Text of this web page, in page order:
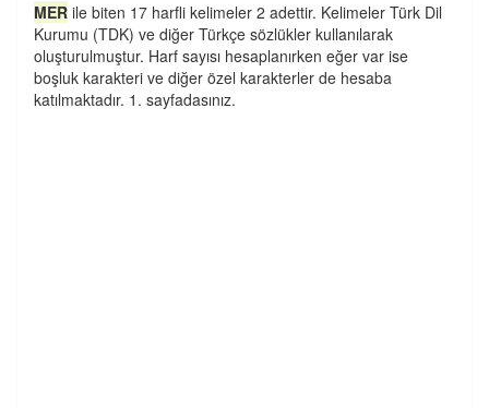
MER ile biten 17 harfli kelimeler 2 adettir. Kelimeler Türk Dil
Kurumu (TDK) ve diğer Türkçe sözlükler kullanılarak
oluşturulmuştur. Harf sayısı hesaplanırken eğer var ise
boşluk karakteri ve diğer özel karakterler de hesaba
katılmaktadır. 1. sayfadasınız.